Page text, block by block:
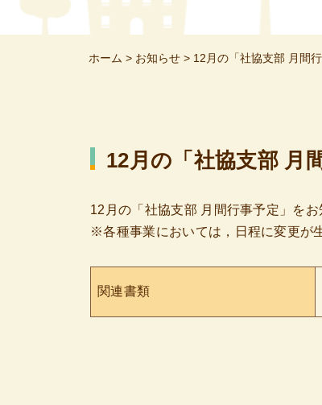
ホーム > お知らせ > 12月の「社協支部 月間
12月の「社協支部 月
12月の「社協支部 月間行事予定」をお
※各種事業においては，日程に変更が
関連書類